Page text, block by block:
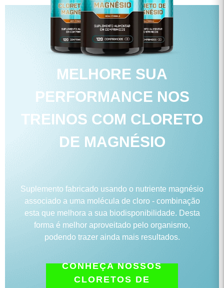
MELHORE SUA
PERFORMANCE NOS
TREINOS COM CLORETO
DE MAGNÉSIO
Suplemento fabricado usando o nutriente magnésio
associado a uma molécula de cloro - combinação
esta que melhora a sua biodisponibilidade. Desta
forma é melhor aproveitado pelo organismo,
podendo trazer ainda mais resultados.
CONHEÇA NOSSOS
CLORETOS DE